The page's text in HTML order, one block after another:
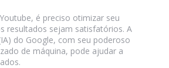
é preciso otimizar seu
resultados sejam satisfatórios. A
do Google, com seu poderoso
de máquina, pode ajudar a